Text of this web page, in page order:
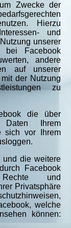
Zwecke der
Hierzu
und
unserer
Facebook
andere
auf unserer
der Nutzung
zu
die über
Daten Ihrem
sich vor Ihrem
und die weitere
Facebook
und
Privatsphäre
welche
können: